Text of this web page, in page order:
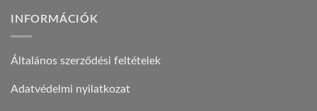
INFORMÁCIÓK
Általános szerződési feltételek
Adatvédelmi nyilatkozat